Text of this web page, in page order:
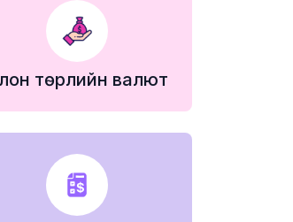
төрлийн валют